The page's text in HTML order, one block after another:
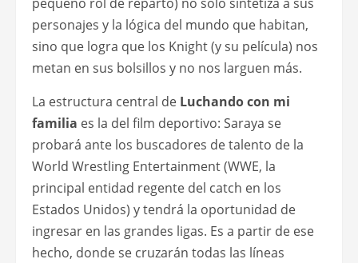
personajes y la lógica del mundo que habitan,
sino que logra que los Knight (y su película) nos
metan en sus bolsillos y no nos larguen más.
La estructura central de Luchando con mi
familia es la del film deportivo: Saraya se
probará ante los buscadores de talento de la
World Wrestling Entertainment (WWE, la
principal entidad regente del catch en los
Estados Unidos) y tendrá la oportunidad de
ingresar en las grandes ligas. Es a partir de ese
hecho, donde se cruzarán todas las líneas